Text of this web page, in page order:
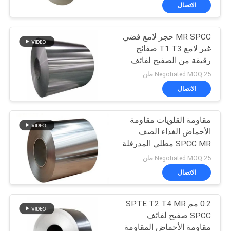
لفائف الصلب المجلفن
4
ورقة الألمنيوم
المجلفن
5
الاتصال
MR SPCC حجر لامع فضي
غير لامع T1 T3 صفائح
رقيقة من الصفيح لفائف
صفائح صفيح
Negotiated MOQ:25 طن
الاتصال
مقاومة القلويات مقاومة
الأحماض الغذاء الصف
SPCC MR مطلي المدرفلة
ورقة القصدير صفيح
Negotiated MOQ:25 طن
الاتصال
0.2 مم SPTE T2 T4 MR
SPCC صفيح لفائف
مقاومة الأحماض المقاومة